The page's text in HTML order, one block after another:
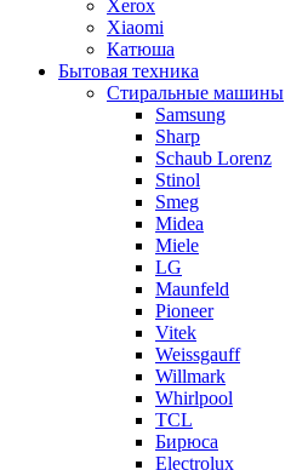
Xerox
Xiaomi
Катюша
Бытовая техника
Стиральные машины
Samsung
Sharp
Schaub Lorenz
Stinol
Smeg
Midea
Miele
LG
Maunfeld
Pioneer
Vitek
Weissgauff
Willmark
Whirlpool
TCL
Бирюса
Electrolux